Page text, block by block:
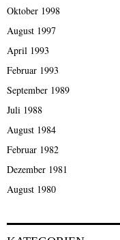
Oktober 1998
August 1997
April 1993
Februar 1993
September 1989
Juli 1988
August 1984
Februar 1982
Dezember 1981
August 1980